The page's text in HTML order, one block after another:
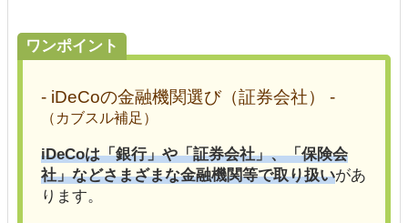
ワンポイント
- iDeCoの金融機関選び（証券会社） -
（カブスル補足）
iDeCoは「銀行」や「証券会社」、「保険会
社」などさまざまな金融機関等で取り扱いがあ
ります。